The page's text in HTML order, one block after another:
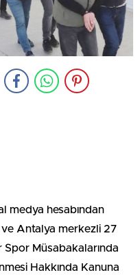
medya hesabından
ve Antalya merkezli 27
Spor Müsabakalarında
Hakkında Kanuna